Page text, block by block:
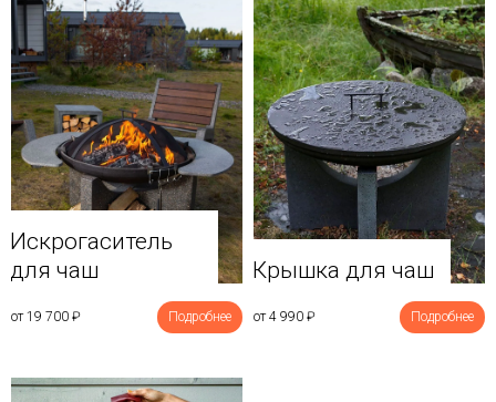
Искрогаситель
для чаш
от 19 700 ₽ Подробнее
Крышка для чаш
от 4 990 ₽ Подробнее